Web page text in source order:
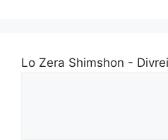
Lo Zera Shimshon -